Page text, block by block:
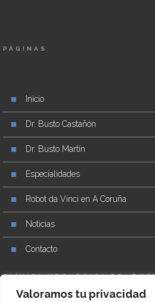
Valoramos tu privacidad
PÁGINAS
Inicio
Dr. Busto Castañón
Dr. Busto Martín
Especialidades
Robot da Vinci en A Coruña
Noticias
Contacto
CLÍNICA UROLÓGICA DR.
+34 981 27 17 76